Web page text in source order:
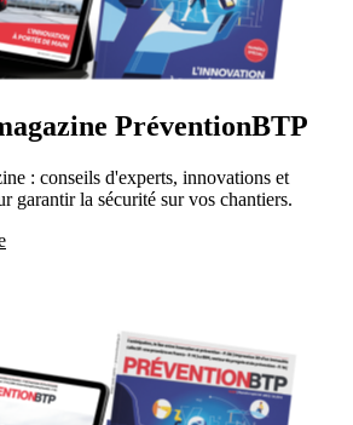
PréventionBTP
: conseils d'experts, innovations et
garantir la sécurité sur vos chantiers.